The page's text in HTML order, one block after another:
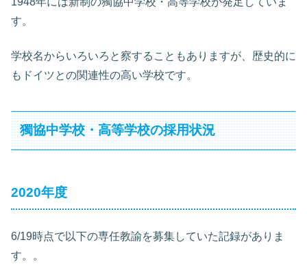
す。
学校名からいろいろと察することもありますが、歴史的に
もドイツとの関連性の高い学校です。
獨協中学校・高等学校の採用状況
2020年度
6/19時点で以下の専任教諭を募集していた記録がありま
す。。